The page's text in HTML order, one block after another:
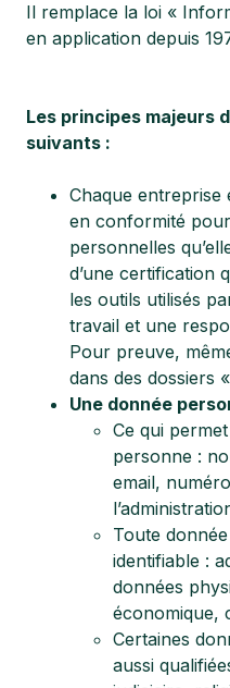
Il remplace la loi «
en application depuis
Les principes majeurs
suivants :
Chaque entreprise
en conformité pour
personnelles
d’une certification
les outils utilisés
travail et une
Pour preuve,
dans des dossiers
Une donnée
Ce qui
personne :
email,
Toute
identifiable :
données
économique,
Certaines
aussi